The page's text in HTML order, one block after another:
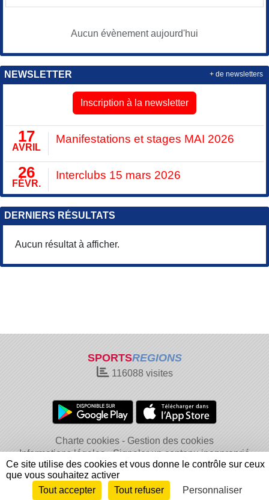
Aucun évènement aujourd'hui
NEWSLETTER
Inscription à la newsletter
17
AVRIL
Manifestations et stages MAI 2026
26
FÉVR.
Interclubs 15 mars 2026
+ de newsletters
DERNIERS RÉSULTATS
Aucun résultat à afficher.
SPORTSREGIONS
116088 visites
Charte cookies
Gestion des cookies
Informations légales
Signaler un contenu inapproprié
Envie de participer ? Connexion
Ce site utilise des cookies et vous donne le contrôle sur ceux
que vous souhaitez activer
Tout accepter
Tout refuser Personnaliser